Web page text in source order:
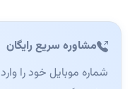
مشاوره سریع رایگان
شماره موبایل خود را